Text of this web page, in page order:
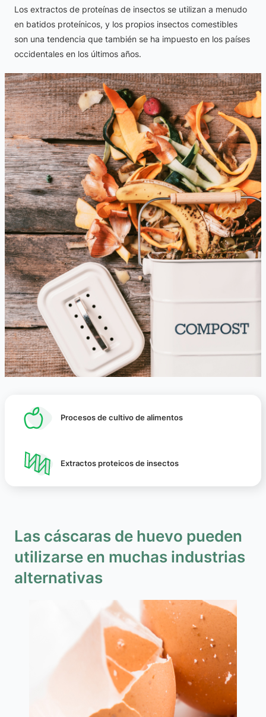
Los extractos de proteínas de insectos se utilizan a menudo
en batidos proteínicos, y los propios insectos comestibles
son una tendencia que también se ha impuesto en los países
occidentales en los últimos años.
Procesos de cultivo de alimentos
Extractos proteicos de insectos
Las cáscaras de huevo pueden
utilizarse en muchas industrias
alternativas